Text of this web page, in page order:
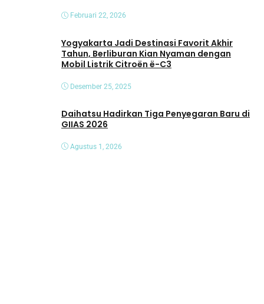
Februari 22, 2026
Yogyakarta Jadi Destinasi Favorit Akhir
Tahun, Berliburan Kian Nyaman dengan
Mobil Listrik Citroën ë-C3
Desember 25, 2025
Daihatsu Hadirkan Tiga Penyegaran Baru di
GIIAS 2026
Agustus 1, 2026